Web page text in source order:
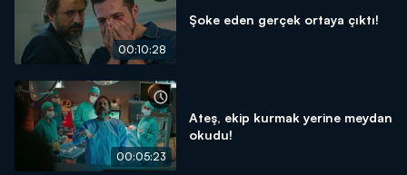
00:10:28
Şoke eden gerçek ortaya çıktı!
00:05:23
Ateş, ekip kurmak yerine meydan
okudu!